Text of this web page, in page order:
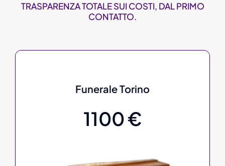
TRASPARENZA TOTALE SUI COSTI, DAL PRIMO
CONTATTO.
Funerale Torino
1100 €